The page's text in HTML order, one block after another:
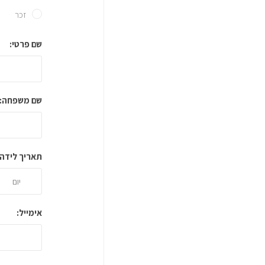
זכר
שם פרטי:
שם משפחה:
תאריך
אימייל: